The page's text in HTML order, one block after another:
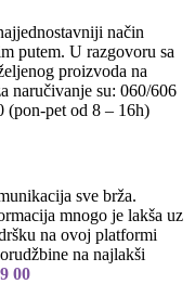
način
putem. U razgovoru sa
proizvoda na
naručivanje su: 060/606
(pon-pet od 8 – 16h)
sve brža.
mnogo je lakša uz
na ovoj platformi
na najlakši
00